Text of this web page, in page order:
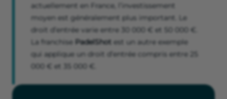
actuellement en France, l’investissement
moyen est généralement plus important. Le
droit d’entrée varie entre 30 000 € et 50 000 €.
La franchise PadelShot est un autre exemple
qui applique un droit d’entrée compris entre 25
000 € et 35 000 €.